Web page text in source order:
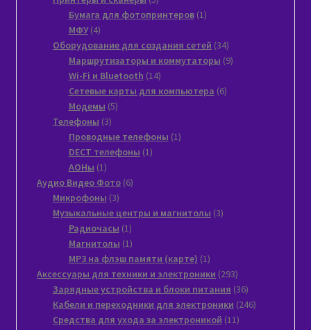
товаров
Бумага для фотопринтеров 11
МФУ 44
товара
Оборудование для создания сетей 3434
товара
Маршрутизаторы и коммутаторы 99
Wi-Fi и Bluetooth 1414
товаров
Сетевые карты для компьютера 66
Модемы 55
Телефоны 33
товара
Проводные телефоны 11
DECT телефоны 11
АОНы 11
товар
Аудио Видео Фото 66
Микрофоны 33
товара
Музыкальные центры и магнитолы 33
Радиочасы 11
товар
Магнитолы 11
товар
MP3 на флэш памяти (карте) 11
товар
Аксессуары для техники и электроники 293293
товара
Зарядные устройства и блоки питания 3636
товаров
Кабели и переходники для электроники 246246
Средства для ухода за электроникой 1111